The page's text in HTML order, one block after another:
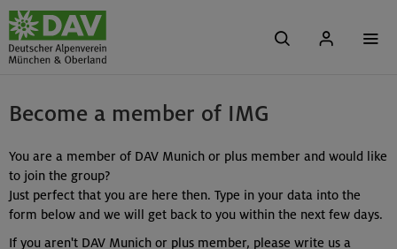
Become a member of IMG
You are a member of DAV Munich or plus member and would like
to join the group?
Just perfect that you are here then. Type in your data into the
form below and we will get back to you within the next few days.
If you aren't DAV Munich or plus member, please write us a